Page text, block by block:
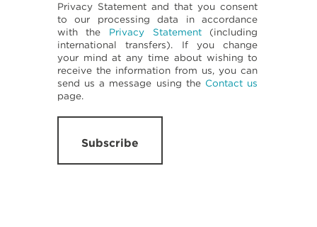
Privacy Statement and that you consent
to our processing data in accordance
with the Privacy Statement(including
international transfers). If you change
your mind at any time about wishing to
receive the information from us, you can
send us a message using the Contact us
page.
Subscribe